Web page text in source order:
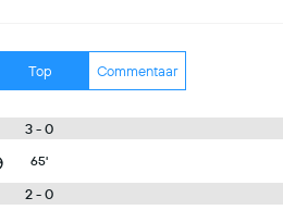
Top Commentaar
3 - 0
65'
2 - 0